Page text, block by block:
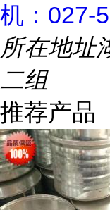
机：027-
所在地址
二组
推荐产品